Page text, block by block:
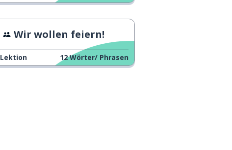
Wir wollen feiern!
Lektion 12 Wörter/ Phrasen